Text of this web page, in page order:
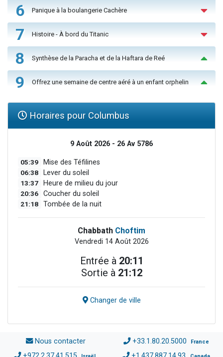
6 Panique à la boulangerie Cachère
7 Histoire - À bord du Titanic
8 Synthèse de la Paracha et de la Haftara de Reé
9 Offrez une semaine de centre aéré à un enfant orphelin
Horaires pour Columbus
9 Août 2026 - 26 Av 5786
05:39 Mise des Téfilines
06:38 Lever du soleil
13:37 Heure de milieu du jour
20:36 Coucher du soleil
21:18 Tombée de la nuit
Chabbath Choftim
Vendredi 14 Août 2026
Entrée à 20:11
Sortie à 21:12
Changer de ville
Nous contacter +33.1.80.20.5000 France